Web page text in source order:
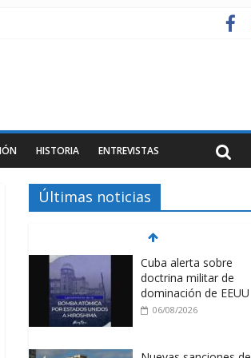
HISTORIA ENTREVISTAS
Últimas noticias
Cuba alerta sobre
doctrina militar de
dominación de EEUU
06/08/2026